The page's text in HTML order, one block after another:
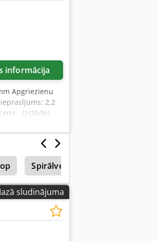
informācija
Apgriezienu
2,2
-Izstādes
Spirālveida Frēzēšanas Iekārta
sludinājuma